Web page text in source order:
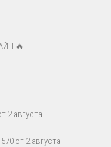
🔥
2 августа
от 2 августа